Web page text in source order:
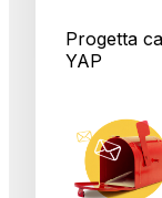
Progetta
YAP